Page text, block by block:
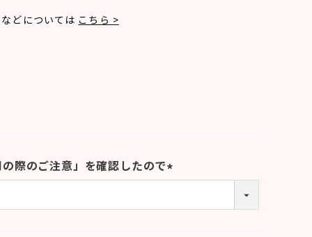
どについては こちら >
の際のご注意」を確認したので